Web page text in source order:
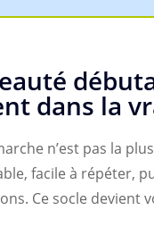
dans la
n’est pas la
facile à répéter,
Ce socle